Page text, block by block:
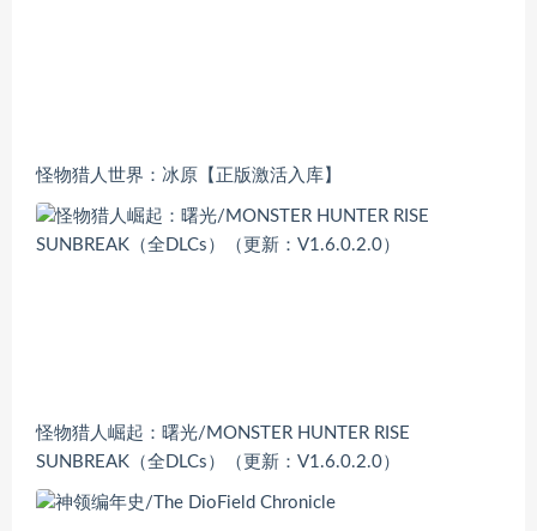
怪物猎人世界：冰原【正版激活入库】
怪物猎人崛起：曙光/MONSTER HUNTER RISE
SUNBREAK（全DLCs）（更新：V1.6.0.2.0）